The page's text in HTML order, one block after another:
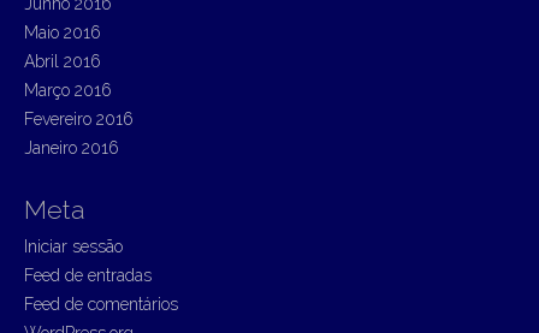
Maio 2016
Abril 2016
Março 2016
Fevereiro 2016
Janeiro 2016
Meta
Iniciar sessão
Feed de entradas
Feed de comentários